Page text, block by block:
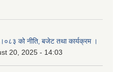
को नीति‚ बजेट तथा कार्यक्रम ।
20, 2025 - 14:03